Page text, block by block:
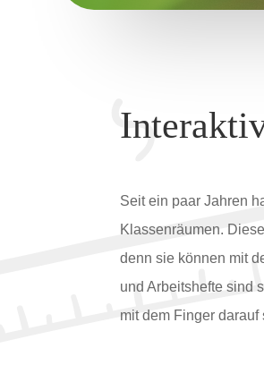
Seit ein paar Jahren
Klassenräumen.
denn sie können mit
und Arbeitshefte sind
mit dem Finger darauf